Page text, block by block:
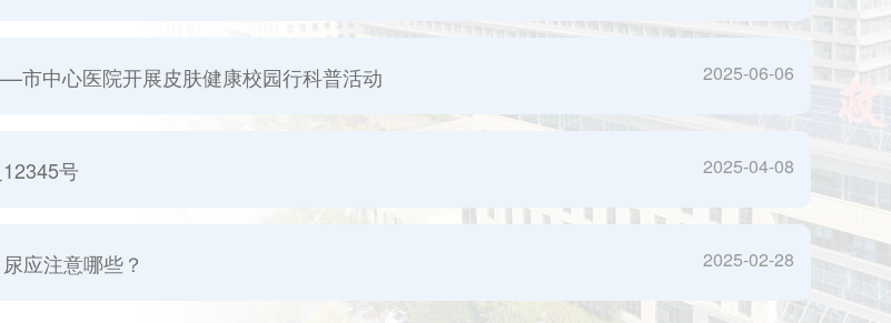
市中心医院开展皮肤健康校园行科普活动 2025-06-06
号 2025-04-08
应注意哪些？ 2025-02-28